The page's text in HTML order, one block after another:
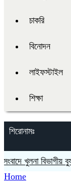
চাকরি
বিনোদন
লাইফস্টাইল
শিক্ষা
শিরোনামঃ
খুলনা বিভাগীয়
Home